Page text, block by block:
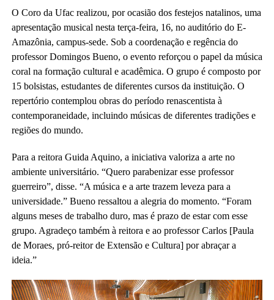
O Coro da Ufac realizou, por ocasião dos festejos natalinos, uma
apresentação musical nesta terça-feira, 16, no auditório do E-
Amazônia, campus-sede. Sob a coordenação e regência do
professor Domingos Bueno, o evento reforçou o papel da música
coral na formação cultural e acadêmica. O grupo é composto por
15 bolsistas, estudantes de diferentes cursos da instituição. O
repertório contemplou obras do período renascentista à
contemporaneidade, incluindo músicas de diferentes tradições e
regiões do mundo.
Para a reitora Guida Aquino, a iniciativa valoriza a arte no
ambiente universitário. “Quero parabenizar esse professor
guerreiro”, disse. “A música e a arte trazem leveza para a
universidade.” Bueno ressaltou a alegria do momento. “Foram
alguns meses de trabalho duro, mas é prazo de estar com esse
grupo. Agradeço também à reitora e ao professor Carlos [Paula
de Moraes, pró-reitor de Extensão e Cultura] por abraçar a
ideia.”